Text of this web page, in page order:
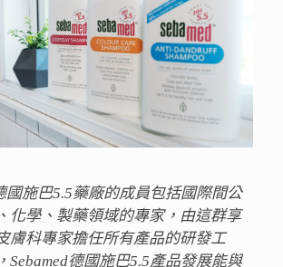
國施巴5.5藥廠的成員包括國際間公
化學、製藥領域的專家，由這群享
膚科專家擔任所有產品的研發工
Sebamed德國施巴5.5產品發展能與